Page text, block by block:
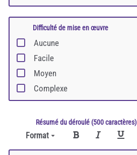
Difficulté de mise en œuvre
Aucune
Facile
Moyen
Complexe
Résumé du déroulé (500 caractères)
Format